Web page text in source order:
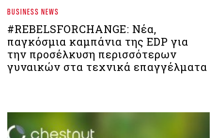
BUSINESS NEWS
#REBELSFORCHANGE: Νέα,
παγκόσμια καμπάνια της EDP για
την προσέλκυση περισσότερων
γυναικών στα τεχνικά επαγγέλματα